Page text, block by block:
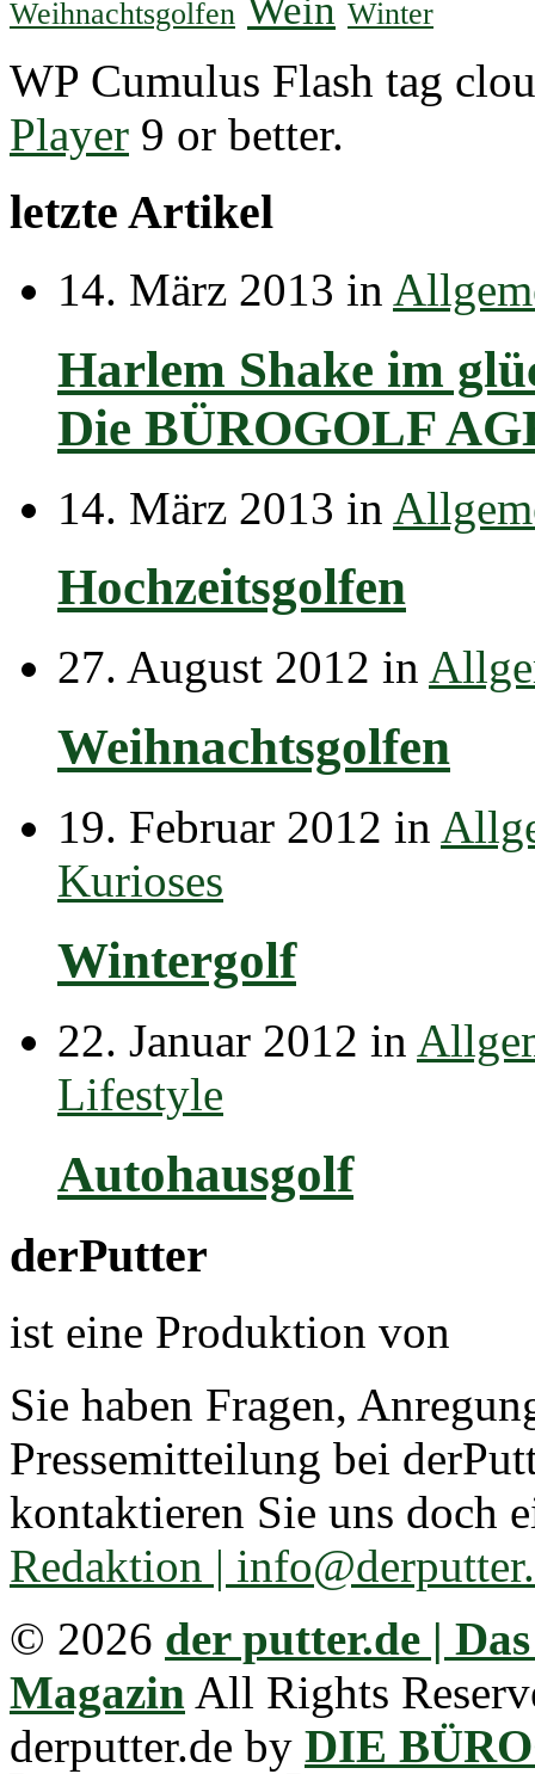
Weihnachtsgolfen Wein Winter
WP Cumulus Flash tag
Player 9 or better.
letzte Artikel
14. März 2013 in
Harlem Shake im
Die BÜROGOLF
14. März 2013 in
Hochzeitsgolfen
27. August 2012 in
Weihnachtsgolfen
19. Februar 2012 in
Kurioses
Wintergolf
22. Januar 2012 in
Lifestyle
Autohausgolf
derPutter
ist eine Produktion von
Sie haben Fragen,
Pressemitteilung bei
kontaktieren Sie uns doch
Redaktion |
© 2026 der putter.de |
Magazin All Rights
derputter.de by DIE